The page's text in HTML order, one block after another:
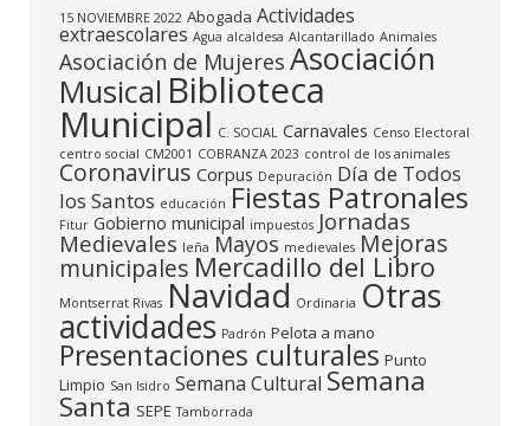
15 NOVIEMBRE 2022 Abogada Actividades
extraescolares Agua alcaldesa Alcantarillado Animales
Asociación de Mujeres Asociación
Musical Biblioteca
Municipal C. SOCIAL Carnavales Censo Electoral
centro social CM2001 COBRANZA 2023 control de los animales
Coronavirus Corpus Depuración Día de Todos
los Santos educación Fiestas Patronales
Fitur Gobierno municipal impuestos Jornadas
Medievales leña Mayos medievales Mejoras
municipales Mercadillo del Libro
Montserrat Rivas Navidad Ordinaria Otras
actividades Padrón Pelota a mano
Presentaciones culturales Punto
Limpio San Isidro Semana Cultural Semana
Santa SEPE Tamborrada